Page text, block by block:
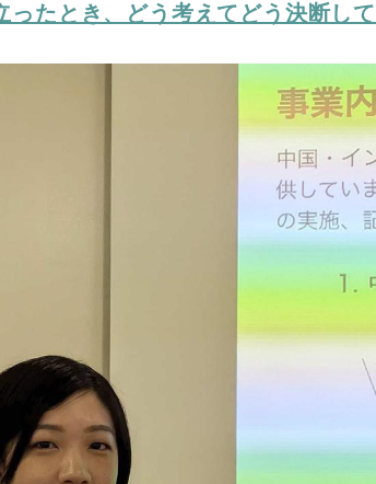
たとき、どう考えてどう決断し